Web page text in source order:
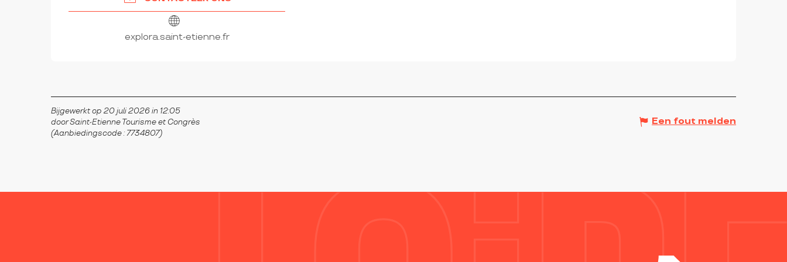
explora.saint-etienne.fr
Bijgewerkt op 20 juli 2026 in 12:05
door Saint-Etienne Tourisme et Congrès
(Aanbiedingscode :7734807)
Een fout melden